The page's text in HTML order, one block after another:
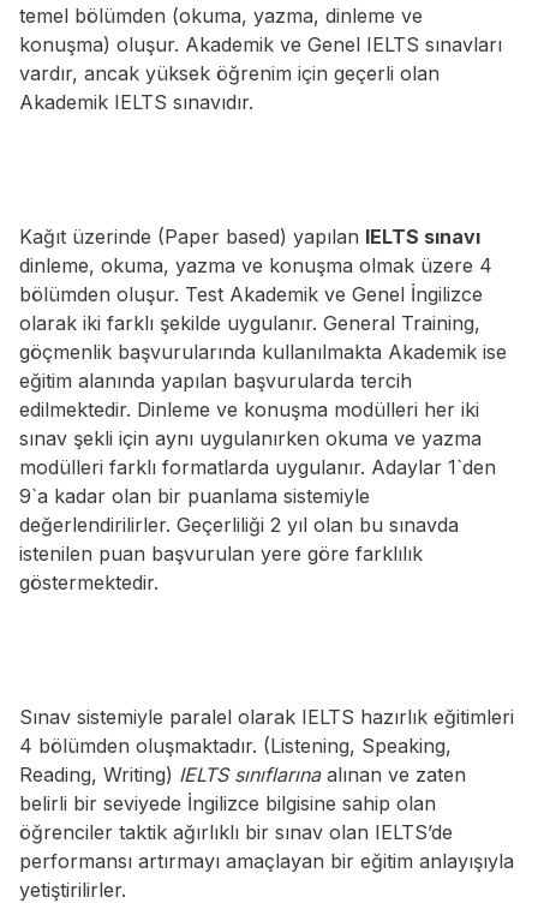
temel bölümden (okuma, yazma, dinleme ve
konuşma) oluşur. Akademik ve Genel IELTS sınavları
vardır, ancak yüksek öğrenim için geçerli olan
Akademik IELTS sınavıdır.
Kağıt üzerinde (Paper based) yapılan IELTS sınavı
dinleme, okuma, yazma ve konuşma olmak üzere 4
bölümden oluşur. Test Akademik ve Genel İngilizce
olarak iki farklı şekilde uygulanır. General Training,
göçmenlik başvurularında kullanılmakta Akademik ise
eğitim alanında yapılan başvurularda tercih
edilmektedir. Dinleme ve konuşma modülleri her iki
sınav şekli için aynı uygulanırken okuma ve yazma
modülleri farklı formatlarda uygulanır. Adaylar 1`den
9`a kadar olan bir puanlama sistemiyle
değerlendirilirler. Geçerliliği 2 yıl olan bu sınavda
istenilen puan başvurulan yere göre farklılık
göstermektedir.
Sınav sistemiyle paralel olarak IELTS hazırlık eğitimleri
4 bölümden oluşmaktadır. (Listening, Speaking,
Reading, Writing) IELTS sınıflarınaalınan ve zaten
belirli bir seviyede İngilizce bilgisine sahip olan
öğrenciler taktik ağırlıklı bir sınav olan IELTS’de
performansı artırmayı amaçlayan bir eğitim anlayışıyla
yetiştirilirler.